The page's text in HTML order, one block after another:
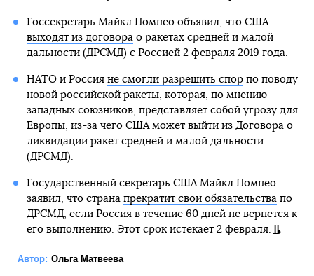
Госсекретарь Майкл Помпео объявил, что США
выходят из договорао ракетах средней и малой
дальности (ДРСМД) с Россией 2 февраля 2019 года.
НАТО и Россия не смогли разрешить спорпо поводу
новой российской ракеты, которая, по мнению
западных союзников, представляет собой угрозу для
Европы, из-за чего США может выйти из Договора о
ликвидации ракет средней и малой дальности
(ДРСМД).
Государственный секретарь США Майкл Помпео
заявил, что страна прекратит свои обязательствапо
ДРСМД, если Россия в течение 60 дней не вернется к
его выполнению. Этот срок истекает 2 февраля.
Автор: Ольга Матвеева